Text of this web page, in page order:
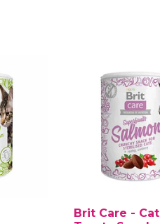
Brit Care - Cat